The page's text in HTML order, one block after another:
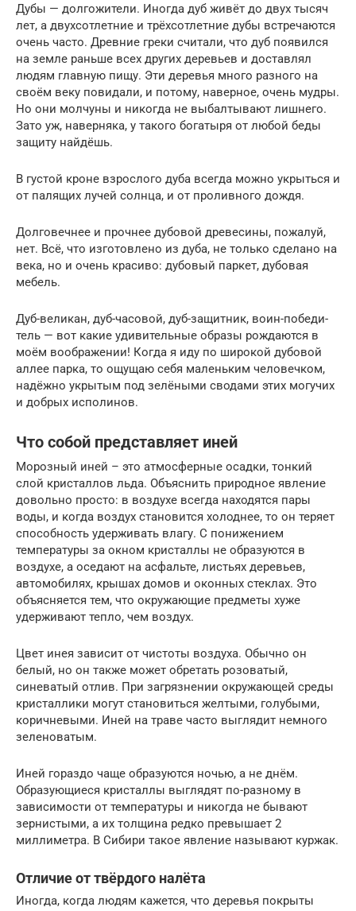
Дубы — долгожители. Иногда дуб живёт до двух тысяч
лет, а двухсотлетние и трёхсотлетние дубы встречаются
очень часто. Древние греки считали, что дуб появился
на земле раньше всех других деревьев и доставлял
людям главную пищу. Эти деревья много разного на
своём веку повидали, и потому, наверное, очень мудры.
Но они мол­чуны и никогда не выбалтывают лишнего.
Зато уж, навер­няка, у такого богатыря от любой беды
защиту найдёшь.
В густой кроне взрослого дуба всегда можно укрыться и
от палящих лучей солнца, и от проливного дождя.
Долговечнее и прочнее дубовой древесины, пожалуй,
нет. Всё, что изготовлено из дуба, не только сделано на
века, но и очень красиво: дубовый паркет, дубовая
мебель.
Дуб-великан, дуб-часовой, дуб-защитник, воин-победи­
тель — вот какие удивительные образы рождаются в
моём воображении! Когда я иду по широкой дубовой
аллее пар­ка, то ощущаю себя маленьким человечком,
надёжно укры­тым под зелёными сводами этих могучих
и добрых исполи­нов.
Что собой представляет иней
Морозный иней – это атмосферные осадки, тонкий
слой кристаллов льда. Объяснить природное явление
довольно просто: в воздухе всегда находятся пары
воды, и когда воздух становится холоднее, то он теряет
способность удерживать влагу. С понижением
температуры за окном кристаллы не образуются в
воздухе, а оседают на асфальте, листьях деревьев,
автомобилях, крышах домов и оконных стеклах. Это
объясняется тем, что окружающие предметы хуже
удерживают тепло, чем воздух.
Цвет инея зависит от чистоты воздуха. Обычно он
белый, но он также может обретать розоватый,
синеватый отлив. При загрязнении окружающей среды
кристаллики могут становиться желтыми, голубыми,
коричневыми. Иней на траве часто выглядит немного
зеленоватым.
Иней гораздо чаще образуются ночью, а не днём.
Образующиеся кристаллы выглядят по-разному в
зависимости от температуры и никогда не бывают
зернистыми, а их толщина редко превышает 2
миллиметра. В Сибири такое явление называют куржак.
Отличие от твёрдого налёта
Иногда, когда людям кажется, что деревья покрыты